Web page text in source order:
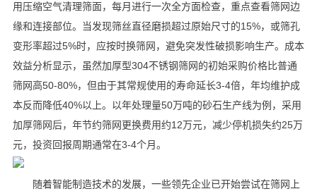
用压缩空气清理筛面，每月进行一次全方面检查，重点查看筛网边
缘和连接部位。当发现筛丝直径磨损超过原始尺寸的15%，或筛孔
变形率超过5%时，应按时换筛网，避免突发性破损影响生产。成本
效益分析显示，虽然加厚型304不锈钢筛网的初始采购价格比普通
筛网高50-80%，但由于其常规使用的寿命延长3-4倍，年均维护成
本反而降低40%以上。以年处理量50万吨的砂石生产线为例，采用
加厚筛网后，年节约筛网更换费用约12万元，减少停机损失约25万
元，投资回报周期通常在3-4个月。
随着智能制造技术的发展，一些领先企业已开始尝试在筛网上